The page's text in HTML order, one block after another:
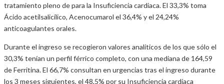
tratamiento pleno de para la Insuficiencia cardiaca. El 33,3% toma
Ácido acetilsalicílico, Acenocumarol el 36,4% y el 24,24%
anticoagulantes orales.
Durante el ingreso se recogieron valores analíticos de los que sólo el
30,3% tenían un perfil férrico completo, con una mediana de 164,59
de Ferritina. El 66,7% consultan en urgencias tras el ingreso durante
los 3 meses siguientes, el 48,5% por su Insuficiencia cardíaca